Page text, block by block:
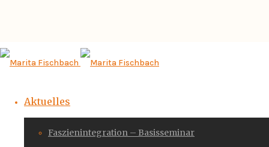
Aktuelles
Faszienintegration – Basisseminar